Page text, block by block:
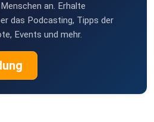
an. Erhalte
das Podcasting, Tipps der
Events und mehr.